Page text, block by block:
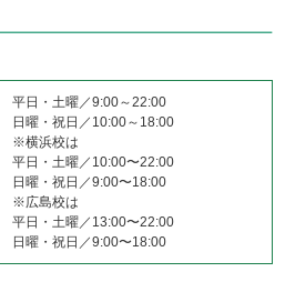
平日・土曜／9:00～22:00
日曜・祝日／10:00～18:00
※横浜校は
平日・土曜／10:00〜22:00
日曜・祝日／9:00〜18:00
※広島校は
平日・土曜／13:00〜22:00
日曜・祝日／9:00〜18:00